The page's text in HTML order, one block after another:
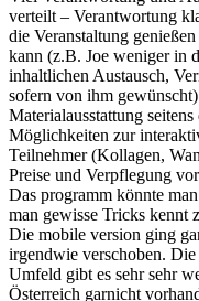
verteilt – Verantwortung
die Veranstaltung
kann (z.B. Joe weniger in
inhaltlichen Austausch,
sofern von ihm gewünscht)
Materialausstattung
Möglichkeiten zur
Teilnehmer (Kollagen,
Preise und Verpflegung
Das programm könnte
man gewisse Tricks kennt
Die mobile version ging
irgendwie verschoben.
Umfeld gibt es sehr sehr
Österreich garnicht